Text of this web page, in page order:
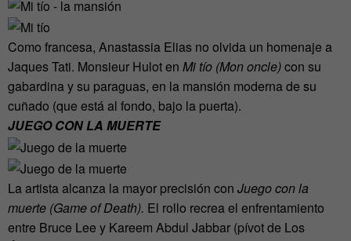
Como francesa, Anastassia Elias no olvida un homenaje a
Jaques Tati. Monsieur Hulot en Mi tío (Mon oncle)con su
gabardina y su paraguas, en la mansión moderna de su
cuñado (que está al fondo, bajo la puerta).
JUEGO CON LA MUERTE
La artista alcanza la mayor precisión con Juego con la
muerte (Game of Death). El rollo recrea el enfrentamiento
entre Bruce Lee y Kareem Abdul Jabbar (pívot de Los